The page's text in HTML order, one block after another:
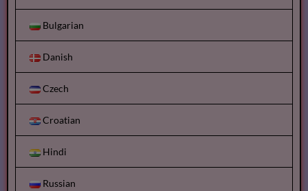
Bulgarian
Danish
Czech
Croatian
Hindi
Russian